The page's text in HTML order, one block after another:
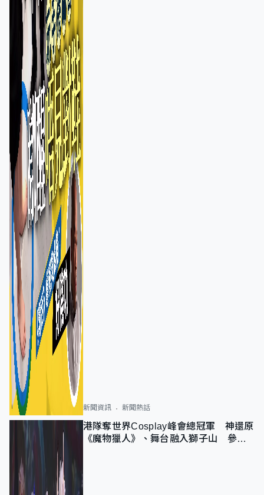
新聞資訊 新聞熱話
港隊奪世界Cosplay峰會總冠軍 神還原
《魔物獵人》、舞台融入獅子山 參賽